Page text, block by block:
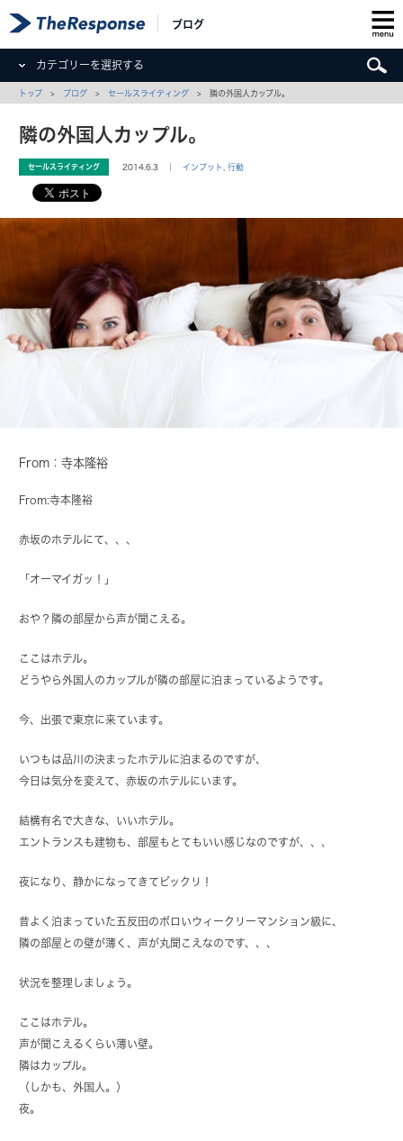
ブログ
カテゴリーを選択する
トップ > ブログ >セールスライティング > 隣の外国人カップル。
隣の外国人カップル。
セールスライティング 2014.6.3 ｜ インプット ,行動
From：寺本隆裕
From:寺本隆裕
赤坂のホテルにて、、、
「オーマイガッ！」
おや？隣の部屋から声が聞こえる。
ここはホテル。
どうやら外国人のカップルが隣の部屋に泊まっているようです。
今、出張で東京に来ています。
いつもは品川の決まったホテルに泊まるのですが、
今日は気分を変えて、赤坂のホテルにいます。
結構有名で大きな、いいホテル。
エントランスも建物も、部屋もとてもいい感じなのですが、、、
夜になり、静かになってきてビックリ！
昔よく泊まっていた五反田のボロいウィークリーマンション級に、
隣の部屋との壁が薄く、声が丸聞こえなのです、、、
状況を整理しましょう。
ここはホテル。
声が聞こえるくらい薄い壁。
隣はカップル。
（しかも、外国人。）
夜。